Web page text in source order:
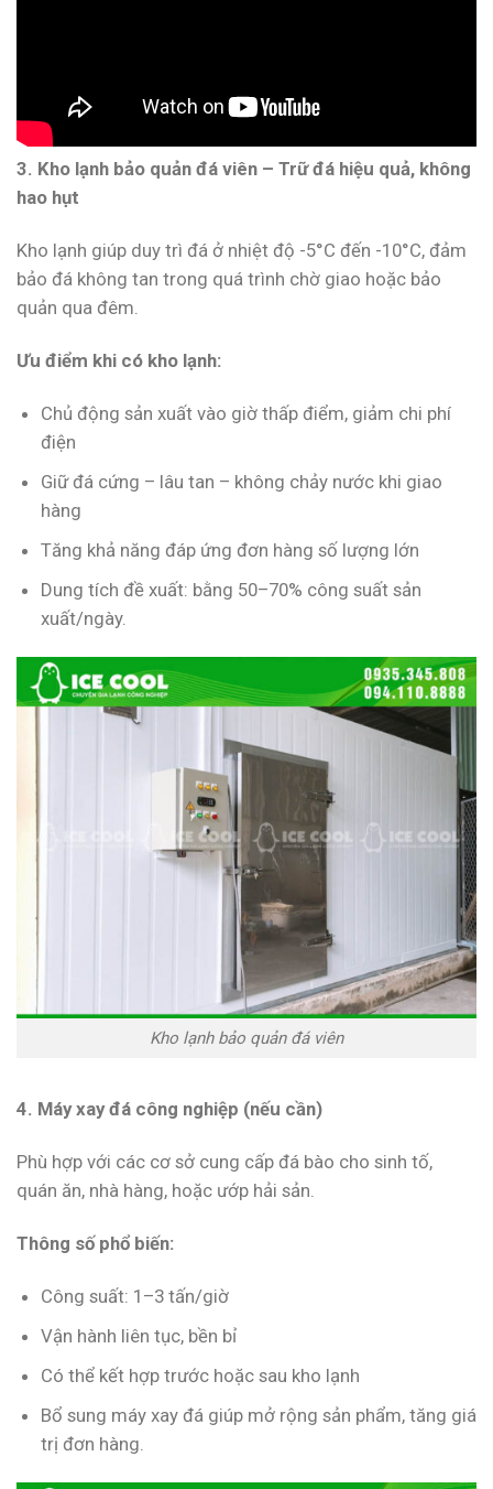
3. Kho lạnh bảo quản đá viên – Trữ đá hiệu quả, không
hao hụt
Kho lạnh giúp duy trì đá ở nhiệt độ -5°C đến -10°C, đảm
bảo đá không tan trong quá trình chờ giao hoặc bảo
quản qua đêm.
Ưu điểm khi có kho lạnh:
Chủ động sản xuất vào giờ thấp điểm, giảm chi phí
điện
Giữ đá cứng – lâu tan – không chảy nước khi giao
hàng
Tăng khả năng đáp ứng đơn hàng số lượng lớn
Dung tích đề xuất: bằng 50–70% công suất sản
xuất/ngày.
Kho lạnh bảo quản đá viên
4. Máy xay đá công nghiệp (nếu cần)
Phù hợp với các cơ sở cung cấp đá bào cho sinh tố,
quán ăn, nhà hàng, hoặc ướp hải sản.
Thông số phổ biến:
Công suất: 1–3 tấn/giờ
Vận hành liên tục, bền bỉ
Có thể kết hợp trước hoặc sau kho lạnh
Bổ sung máy xay đá giúp mở rộng sản phẩm, tăng giá
trị đơn hàng.